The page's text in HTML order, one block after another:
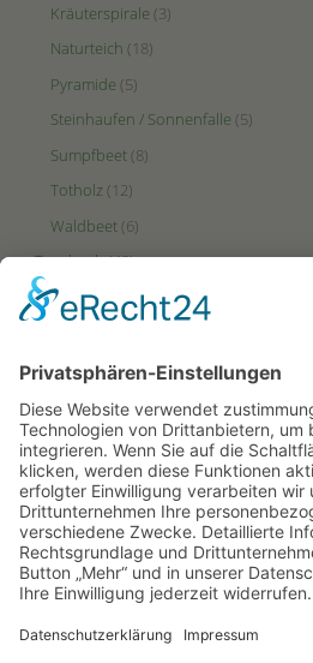
Kräuterspirale (3)
Naturteich (18)
Pyramide (5)
Steinhaufen / Sonnenfalle (5)
Sumpfbeet(8)
Totholz (12)
Waldbeet(6)
Tagebuch(48)
Videos(2)
Ertrags-Zone(23)
HotSpot-Zone(27)
Puffer-Zone(9)
PARTNERSEITEN
Hortus-Netzwerk.de
Hortus-Insectorum.de